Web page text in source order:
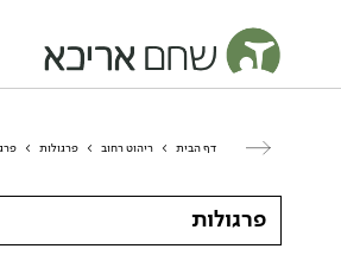
דף הבית > ריהוט רחוב > פרגולות >
פרגולות